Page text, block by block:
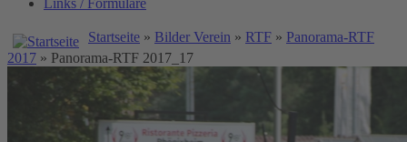
Links / Formulare
Startseite » Bilder Verein » RTF » Panorama-RTF
2017 » Panorama-RTF 2017_17